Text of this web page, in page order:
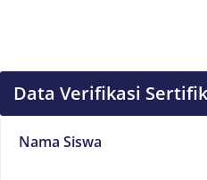
Data Verifikasi
Nama Siswa